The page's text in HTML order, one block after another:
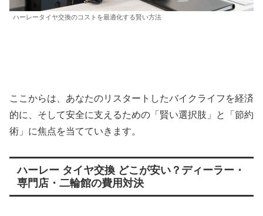
ハーレータイヤ交換のコストを最適化する賢い方法
ここからは、あなたのリスタートしたバイクライフを経済
的に、そして安全に支えるための「賢い選択肢」と「節約
術」に焦点を当てていきます。
ハーレー タイヤ交換 どこが安い？ディーラー・
専門店・二輪館の費用対決